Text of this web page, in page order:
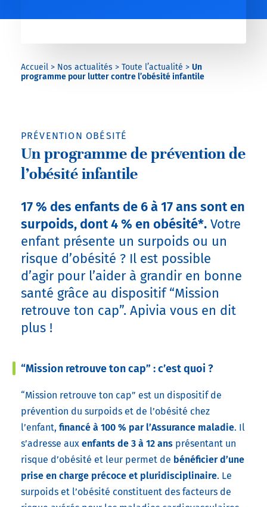
Accueil> Nos actualités > Toute l’actualité > Un
programme pour lutter contre l’obésité infantile
PRÉVENTION OBÉSITÉ
Un programme de prévention de
l’obésité infantile
17 % des enfants de 6 à 17 ans sont en
surpoids, dont 4 % en obésité*.Votre
enfant présente un surpoids ou un
risque d’obésité ? Il est possible
d’agir pour l’aider à grandir en bonne
santé grâce au dispositif “Mission
retrouve ton cap”. Apivia vous en dit
plus !
“Mission retrouve ton cap” : c’est quoi ?
“Mission retrouve ton cap” est un dispositif de
prévention du surpoids et de l’obésité chez
l’enfant, financé à 100 % par l’Assurance maladie. Il
s’adresse aux enfants de 3 à 12 ansprésentant un
risque d’obésité et leur permet de bénéficier d’une
prise en charge précoce et pluridisciplinaire. Le
surpoids et l’obésité constituent des facteurs de